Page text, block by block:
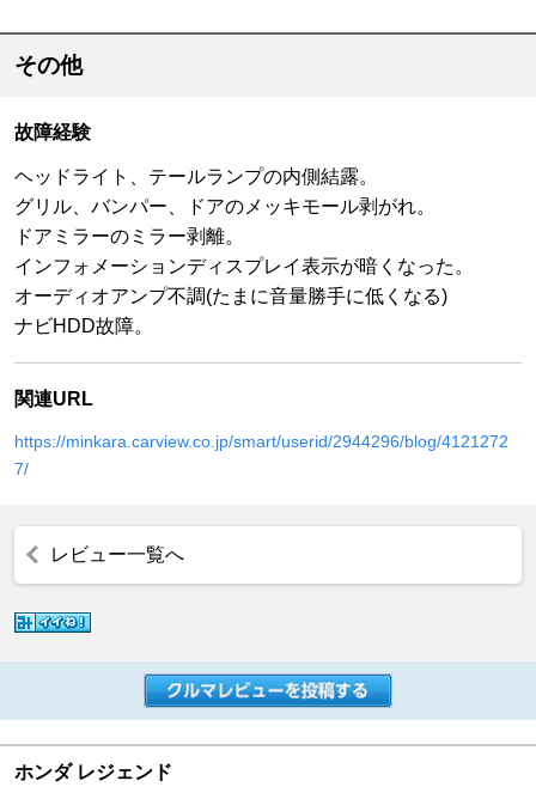
その他
故障経験
ヘッドライト、テールランプの内側結露。
グリル、バンパー、ドアのメッキモール剥がれ。
ドアミラーのミラー剥離。
インフォメーションディスプレイ表示が暗くなった。
オーディオアンプ不調(たまに音量勝手に低くなる)
ナビHDD故障。
関連URL
https://minkara.carview.co.jp/smart/userid/2944296/blog/4121272
7/
レビュー一覧へ
ホンダ レジェンド